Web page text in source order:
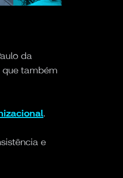
da
também
.
e